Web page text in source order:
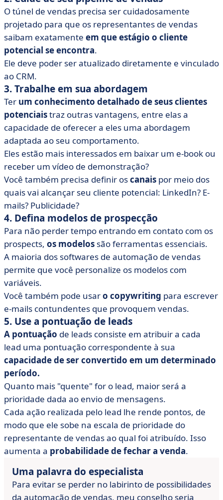
O túnel de vendas precisa ser cuidadosamente
projetado para que os representantes de vendas
saibam exatamente em que estágio o cliente
potencial se encontra.
Ele deve poder ser atualizado diretamente e vinculado
ao CRM.
3. Trabalhe em sua abordagem
Ter um conhecimento detalhado de seus clientes
potenciaistraz outras vantagens, entre elas a
capacidade de oferecer a eles uma abordagem
adaptada ao seu comportamento.
Eles estão mais interessados em baixar um e-book ou
receber um vídeo de demonstração?
Você também precisa definir oscanais por meio dos
quais vai alcançar seu cliente potencial: LinkedIn? E-
mails? Publicidade?
4. Defina modelos de prospecção
Para não perder tempo entrando em contato com os
prospects, os modelos são ferramentas essenciais.
A maioria dos softwares de automação de vendas
permite que você personalize os modelos com
variáveis.
Você também pode usaro copywriting para escrever
e-mails contundentes que provoquem vendas.
5. Use a pontuação de leads
A pontuação de leads consiste em atribuir a cada
lead uma pontuação correspondente à sua
capacidade de ser convertido em um determinado
período.
Quanto mais "quente" for o lead, maior será a
prioridade dada ao envio de mensagens.
Cada ação realizada pelo lead lhe rende pontos, de
modo que ele sobe na escala de prioridade do
representante de vendas ao qual foi atribuído. Isso
aumenta a probabilidade de fechar a venda.
Uma palavra do especialista
Para evitar se perder no labirinto de possibilidades
da automação de vendas, meu conselho seria